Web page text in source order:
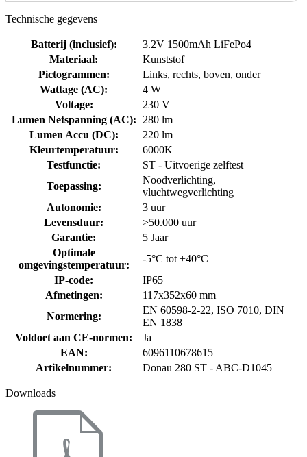
Technische gegevens
Batterij (inclusief):
3.2V 1500mAh LiFePo4
Materiaal:
Kunststof
Pictogrammen:
Links, rechts, boven, onder
Wattage (AC):
4 W
Voltage:
230 V
Lumen Netspanning (AC):
280 lm
Lumen Accu (DC):
220 lm
Kleurtemperatuur:
6000K
Testfunctie:
ST - Uitvoerige zelftest
Toepassing:
Noodverlichting,
vluchtwegverlichting
Autonomie:
3 uur
Levensduur:
>50.000 uur
Garantie:
5 Jaar
Optimale
omgevingstemperatuur:
-5°C tot +40°C
IP-code:
IP65
Afmetingen:
117x352x60 mm
Normering:
EN 60598-2-22, ISO 7010, DIN
EN 1838
Voldoet aan CE-normen:
Ja
EAN:
6096110678615
Artikelnummer: Donau 280 ST - ABC-D1045
Downloads